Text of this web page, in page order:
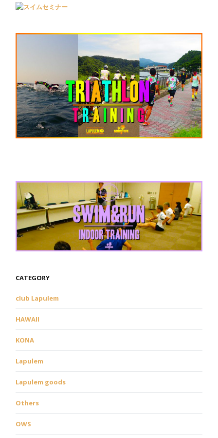
CATEGORY
club Lapulem
HAWAII
KONA
Lapulem
Lapulem goods
Others
OWS